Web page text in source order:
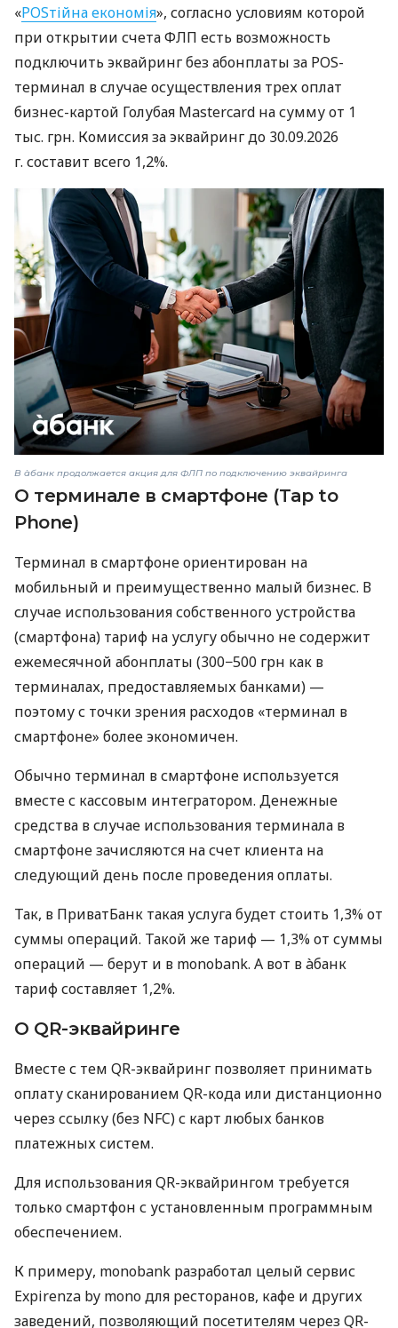
«POSтійна економія», согласно условиям которой
при открытии счета ФЛП есть возможность
подключить эквайринг без абонплаты за POS-
терминал в случае осуществления трех оплат
бизнес-картой Голубая Mastercard на сумму от 1
тыс. грн. Комиссия за эквайринг до 30.09.2026
г. составит всего 1,2%.
В àбанк продолжается акция для ФЛП по подключению эквайринга
О терминале в смартфоне (Tap to
Phone)
Терминал в смартфоне ориентирован на
мобильный и преимущественно малый бизнес. В
случае использования собственного устройства
(смартфона) тариф на услугу обычно не содержит
ежемесячной абонплаты (300−500 грн как в
терминалах, предоставляемых банками) —
поэтому с точки зрения расходов «терминал в
смартфоне» более экономичен.
Обычно терминал в смартфоне используется
вместе с кассовым интегратором. Денежные
средства в случае использования терминала в
смартфоне зачисляются на счет клиента на
следующий день после проведения оплаты.
Так, в ПриватБанк такая услуга будет стоить 1,3% от
суммы операций. Такой же тариф — 1,3% от суммы
операций — берут и в monobank. А вот в àбанк
тариф составляет 1,2%.
О QR-эквайринге
Вместе с тем QR-эквайринг позволяет принимать
оплату сканированием QR-кода или дистанционно
через ссылку (без NFC) с карт любых банков
платежных систем.
Для использования QR-эквайрингом требуется
только смартфон с установленным программным
обеспечением.
К примеру, monobank разработал целый сервис
Expirenza by mono для ресторанов, кафе и других
заведений, позволяющий посетителям через QR-